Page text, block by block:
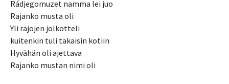
Rádjegomuzet namma lei juo
Rajanko musta oli
Yli rajojen jolkotteli
kuitenkin tuli takaisin kotiin
Hyvähän oli ajettava
Rajanko mustan nimi oli